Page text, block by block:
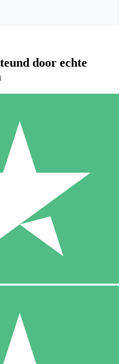
Geen maandelijkse
1000
20 00
door echte